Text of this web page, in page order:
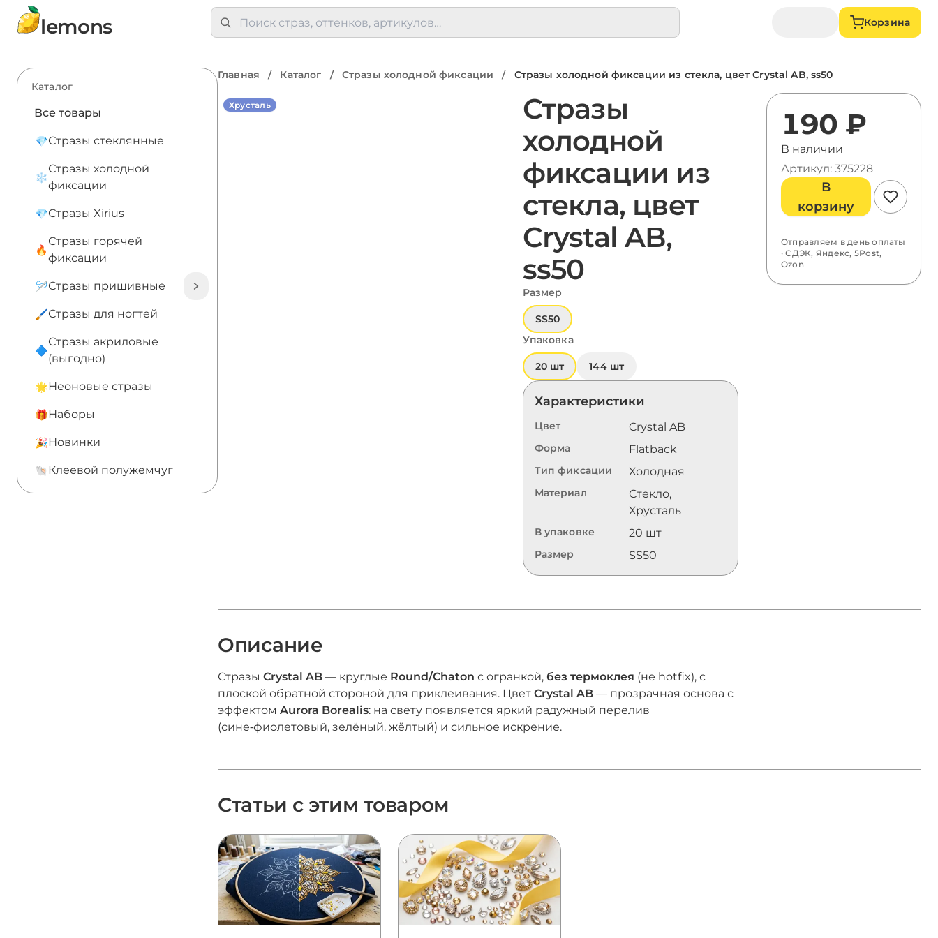
lemons Корзина
Каталог
Все товары
Стразы стеклянные
Стразы холодной
фиксации
Стразы Xirius
Стразы горячей
фиксации
Стразы пришивные
Стразы для ногтей
Стразы акриловые
(выгодно)
Неоновые стразы
Наборы
Новинки
Клеевой полужемчуг
Главная / Каталог / Стразы холодной фиксации / Стразы холодной фиксации из стекла, цвет Crystal AB, ss50
Хрусталь
Стразы
холодной
фиксации из
стекла, цвет
Crystal AB,
ss50
Размер
SS50
Упаковка
20 шт 144 шт
Характеристики
Цвет Crystal AB
Форма Flatback
Тип фиксации Холодная
Материал
Стекло,
Хрусталь
В упаковке 20 шт
Размер SS50
190 ₽
В наличии
Артикул: 375228
В
корзину
Отправляем в день оплаты
· СДЭК, Яндекс, 5Post,
Ozon
Описание
Стразы Crystal AB — круглые Round/Chaton с огранкой, без термоклея (не hotfix), с
плоской обратной стороной для приклеивания. Цвет Crystal AB — прозрачная основа с
эффектом Aurora Borealis: на свету появляется яркий радужный перелив
(сине‑фиолетовый, зелёный, жёлтый) и сильное искрение.
Статьи с этим товаром